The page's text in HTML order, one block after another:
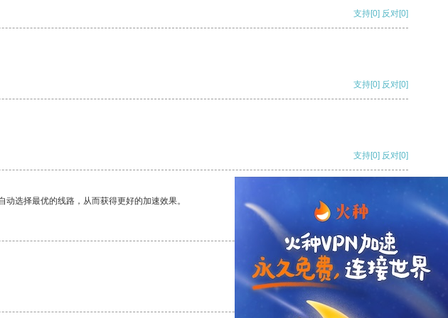
支持[0] 反对[0]
支持[0] 反对[0]
支持[0] 反对[0]
选择最优的线路，从而获得更好的加速效果。
反对